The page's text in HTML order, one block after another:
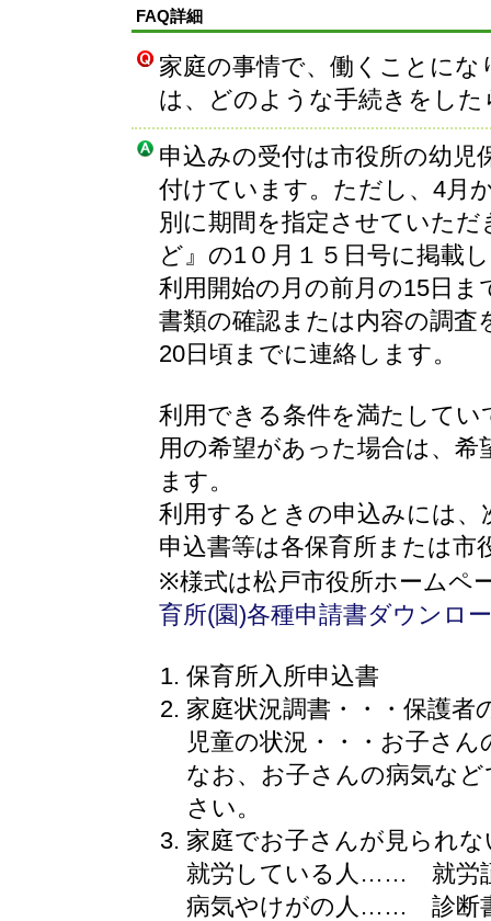
FAQ詳細
家庭の事情で、働くことに
は、どのような手続きをし
申込みの受付は市役所の幼児
付けています。ただし、4月
別に期間を指定させていた
ど』の1０月１５日号に掲載
利用開始の月の前月の15日
書類の確認または内容の調査
20日頃までに連絡します。
利用できる条件を満たして
用の希望があった場合は、
ます。
利用するときの申込みには
申込書等は各保育所または市
※様式は松戸市役所ホームペ
育所(園)各種申請書ダウンロ
保育所入所申込書
家庭状況調書・・・保護
児童の状況・・・お子さ
なお、お子さんの病気な
さい。
家庭でお子さんが見られ
就労している人…… 就労
病気やけがの人…… 診断